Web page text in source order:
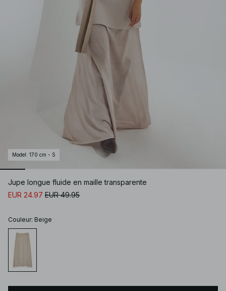
Model : 170 cm - S
Jupe longue fluide en maille transparente
EUR 24.97 EUR 49.95
Couleur: Beige